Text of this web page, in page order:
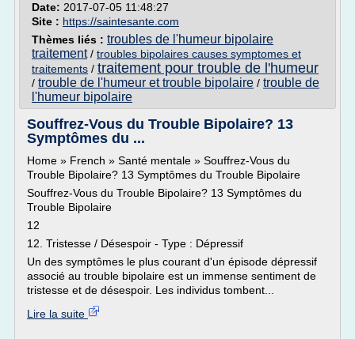
Date: 2017-07-05 11:48:27
Site : https://saintesante.com
Thèmes liés : troubles de l'humeur bipolaire
traitement/ troubles bipolaires causes symptomes et
traitements / traitement pour trouble de l'humeur
/ trouble de l'humeur et trouble bipolaire / trouble de
l'humeur bipolaire
Souffrez-Vous du Trouble Bipolaire? 13
Symptômes du ...
Home » French » Santé mentale » Souffrez-Vous du
Trouble Bipolaire? 13 Symptômes du Trouble Bipolaire
Souffrez-Vous du Trouble Bipolaire? 13 Symptômes du
Trouble Bipolaire
12
12. Tristesse / Désespoir - Type : Dépressif
Un des symptômes le plus courant d'un épisode dépressif
associé au trouble bipolaire est un immense sentiment de
tristesse et de désespoir. Les individus tombent...
Lire la suite